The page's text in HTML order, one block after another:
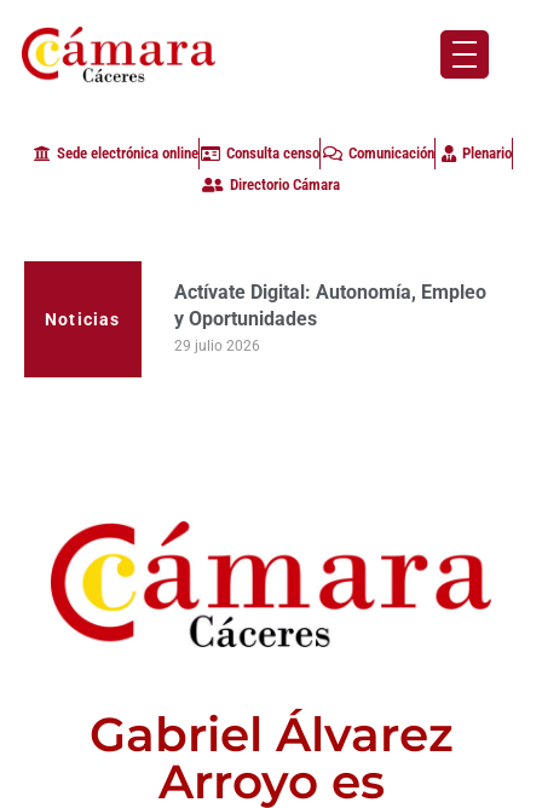
Sede electrónica online Consulta censo Comunicación
Plenario
Directorio Cámara
Actívate Digital: Autonomía, Empleo
y Oportunidades
29 julio 2026
La Cámara de Comercio de Cáceres
clausura con alta participación de
empresas en la primera edición del
Gabriel Álvarez